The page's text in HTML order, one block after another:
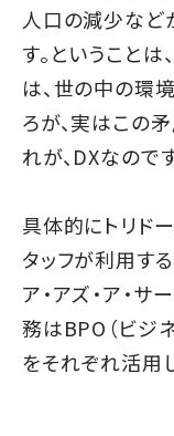
人口の減少など
す。ということ
は、世の中の環
ろが、実はこの
れが、DXなのです
具体的にトリド
タッフが利用す
ア・アズ・ア・サ
務はBPO（ビジ
をそれぞれ活用